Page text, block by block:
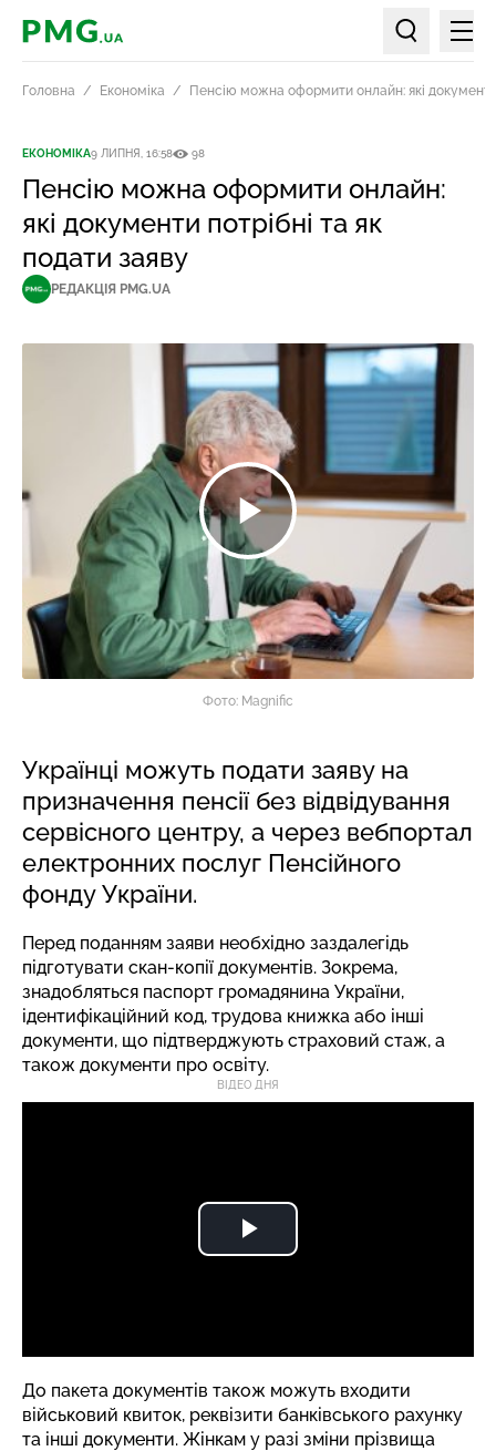
PMG.ua
Пошук по
Головна Економіка Пенсію можна оформити онлайн: які документи
ЕКОНОМІКА9 ЛИПНЯ, 16:58 98
Пенсію можна оформити онлайн:
які документи потрібні та як
подати заяву
РЕДАКЦІЯ PMG.UA
Фото: Magnific
Українці можуть подати заяву на
призначення пенсії без відвідування
сервісного центру, а через вебпортал
електронних послуг Пенсійного
фонду України.
Перед поданням заяви необхідно заздалегідь
підготувати скан-копії документів. Зокрема,
знадобляться паспорт громадянина України,
ідентифікаційний код, трудова книжка або інші
документи, що підтверджують страховий стаж, а
також документи про освіту.
ВІДЕО ДНЯ
До пакета документів також можуть входити
військовий квиток, реквізити банківського рахунку
та інші документи. Жінкам у разі зміни прізвища